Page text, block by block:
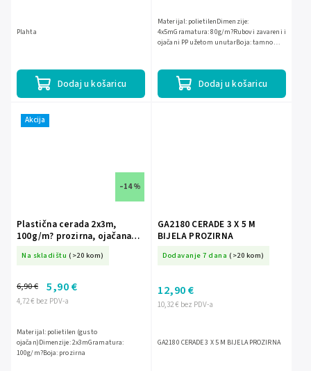
Dodaj u košaricu
Plahta
Dodaj u košaricu
Materijal: polietilenDimenzije:
4x5mGramatura: 80g/m?Rubovi zavareni i
ojačani PP užetom unutarBoja: tamno
Akcija
–14 %
Plastična cerada 2x3m,
100g/m? prozirna, ojačana
Na skladištu (>20 kom)
4,72 € bez PDV-a
6,90 € 5,90 €
Materijal: polietilen (gusto
ojačan)Dimenzije: 2x3mGramatura:
100g/m?Boja: prozirna
GA2180 CERADE 3 X 5 M
BIJELA PROZIRNA
Dodavanje 7 dana (>20 kom)
10,32 € bez PDV-a
12,90 €
GA2180 CERADE 3 X 5 M BIJELA PROZIRNA